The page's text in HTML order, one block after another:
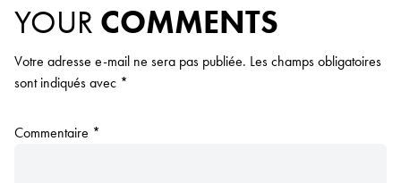
YOUR COMMENTS
Votre adresse e-mail ne sera pas publiée. Les champs obligatoires
sont indiqués avec *
Commentaire *